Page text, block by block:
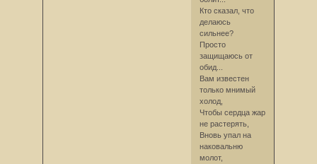
Кто сказал, что
делаюсь
сильнее?
Просто
защищаюсь от
обид...
Вам известен
только мнимый
холод,
Чтобы сердца жар
не растерять,
Вновь упал на
наковальню
молот,